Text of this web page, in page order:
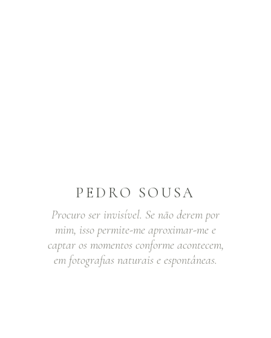
PEDRO SOUSA
Procuro ser invisível. Se não derem por
mim, isso permite-me aproximar-me e
captar os momentos conforme acontecem,
em fotografias naturais e espontâneas.